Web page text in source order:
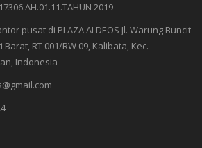
2019
pusat di PLAZA ALDEOS Jl. Warung Buncit
Barat, RT 001/RW 09, Kalibata, Kec.
Indonesia